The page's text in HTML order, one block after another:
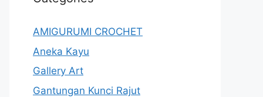
AMIGURUMI CROCHET
Aneka Kayu
Gallery Art
Gantungan Kunci Rajut